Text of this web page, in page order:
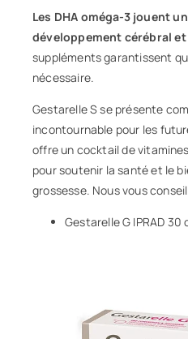
Les DHA oméga-3 jouent
développement cérébral
suppléments garantissent
nécessaire.
Gestarelle S se présente
incontournable pour les
offre un cocktail de
pour soutenir la santé et le
grossesse. Nous vous
Gestarelle G IPRAD